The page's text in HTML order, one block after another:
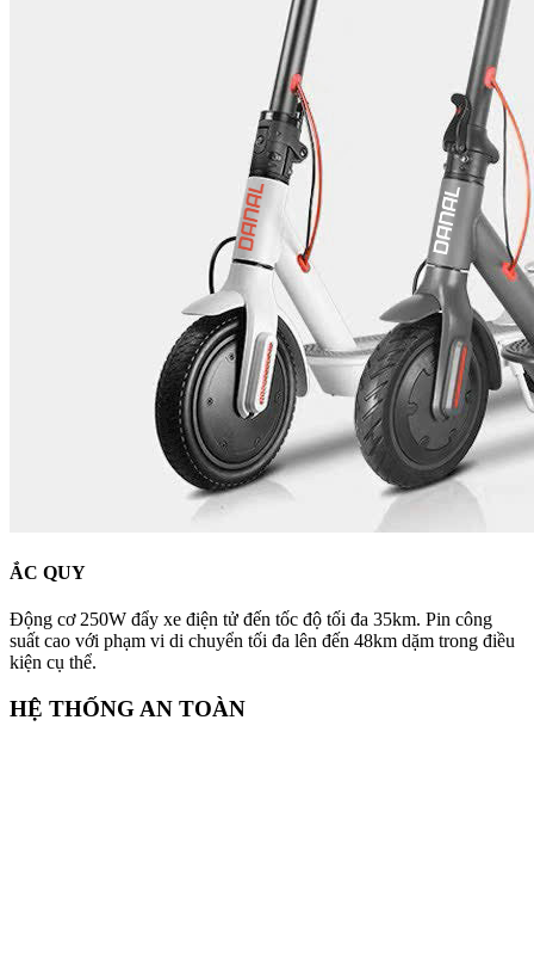
ẮC QUY
Động cơ 250W đẩy xe điện tử đến tốc độ tối đa 35km. Pin công
suất cao với phạm vi di chuyển tối đa lên đến 48km dặm trong điều
kiện cụ thể.
HỆ THỐNG AN TOÀN